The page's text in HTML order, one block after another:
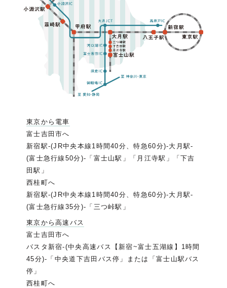
東京から電車
富士吉田市へ
新宿駅-(JR中央本線1時間40分、特急60分)-大月駅-
(富士急行線50分)-「富士山駅」「月江寺駅」「下吉
田駅」
西桂町へ
新宿駅-(JR中央本線1時間40分、特急60分)-大月駅-
(富士急行線35分)-「三つ峠駅」
東京から高速バス
富士吉田市へ
バスタ新宿-(中央高速バス【新宿~富士五湖線】1時間
45分)-「中央道下吉田バス停」または「富士山駅バス
停」
西桂町へ